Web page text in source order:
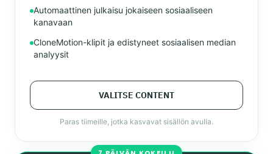
Automaattinen julkaisu jokaiseen sosiaaliseen
kanavaan
CloneMotion-klipit ja edistyneet sosiaalisen median
analyysit
VALITSE CONTENT
Paras tiimeille, jotka kasvavat sisällön avulla.